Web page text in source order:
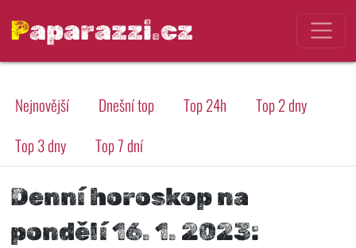
Paparazzi.cz
Nejnovější Dnešní top Top 24h
Top 2 dny
Top 3 dny
Top 7 dní
Denní horoskop na
pondělí 16. 1. 2023: